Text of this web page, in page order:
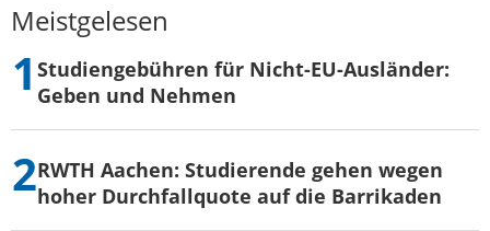
Meistgelesen
Studiengebühren für Nicht-EU-Ausländer:
Geben und Nehmen
RWTH Aachen: Studierende gehen wegen
hoher Durchfallquote auf die Barrikaden